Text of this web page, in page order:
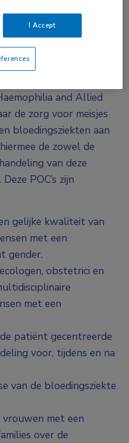
Women and
Group een tiental
and Allied
de zorg voor meisjes
bloedingsziekten aan
de zowel de
van deze
POC’s zijn
gelijke kwaliteit van
met een
gender.
obstetrici en
met een
patiënt gecentreerde
voor, tijdens en na
van de bloedingsziekte
vrouwen met een
over de
I Accept